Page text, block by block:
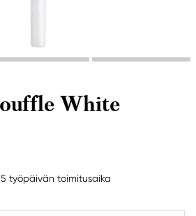
White
työpäivän toimitusaika